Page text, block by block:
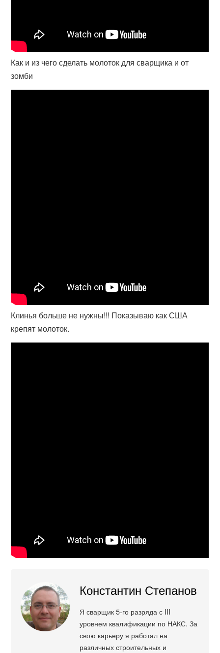
Как и из чего сделать молоток для сварщика и от
зомби
Клинья больше не нужны!!! Показываю как США
крепят молоток.
Константин Степанов
Я сварщик 5-го разряда с III
уровнем квалификации по НАКС. За
свою карьеру я работал на
различных строительных и